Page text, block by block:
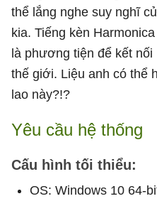
thể lắng nghe suy nghĩ
kia. Tiếng kèn
là phương tiện để kết
thế giới. Liệu anh có thể
lao này?!?
Yêu cầu hệ thống
Cấu hình tối thiểu:
OS: Windows 10 64-